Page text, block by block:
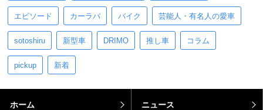
エピソード カーラバ バイク 芸能人・有名人の愛車
sotoshiru 新型車 DRIMO 推し車 コラム
pickup 新着
ホーム ニュース